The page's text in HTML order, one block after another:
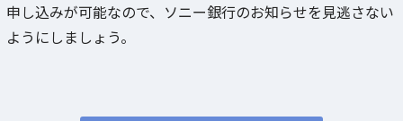
申し込みが可能なので、ソニー銀行のお知らせを見逃さない
ようにしましょう。